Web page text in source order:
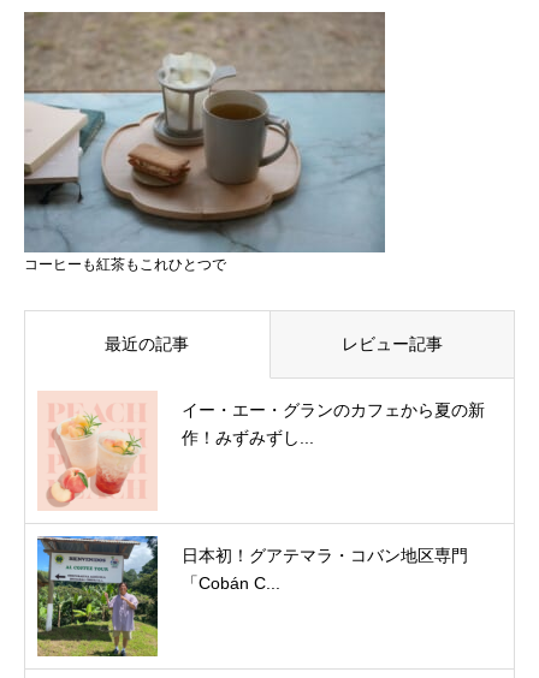
コーヒーも紅茶もこれひとつで
最近の記事 レビュー記事
イー・エー・グランのカフェから夏の新
作！みずみずし...
日本初！グアテマラ・コバン地区専門
「Cobán C...